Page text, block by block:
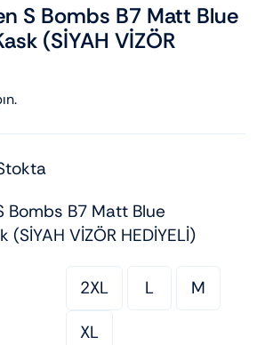
S Bombs B7 Matt Blue
(SİYAH VİZÖR
Bombs B7 Matt Blue
VİZÖR HEDİYELİ)
2XL L
M
XL